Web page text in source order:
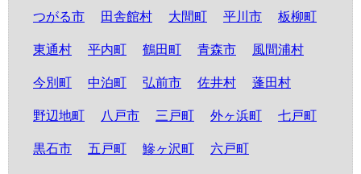
つがる市
田舎館村 大間町 平川市 板柳町
東通村 平内町 鶴田町 青森市 風間浦村
今別町 中泊町 弘前市 佐井村 蓬田村
野辺地町 八戸市 三戸町 外ヶ浜町 七戸町
黒石市 五戸町 鰺ヶ沢町 六戸町